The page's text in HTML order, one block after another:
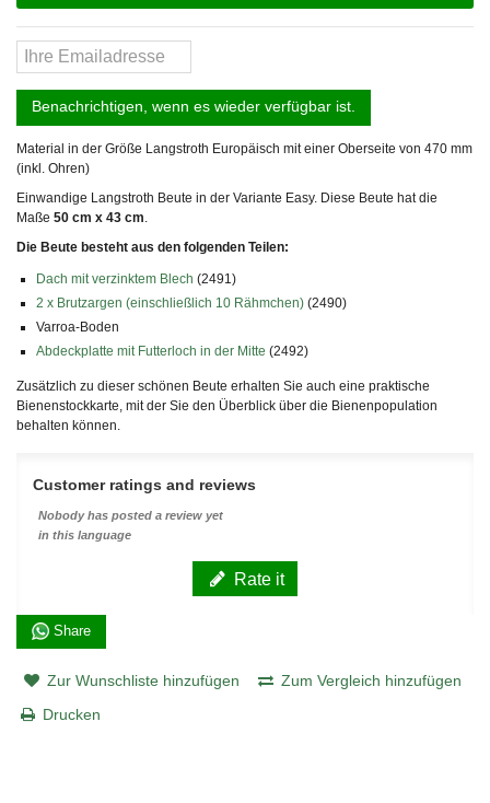
Benachrichtigen, wenn es wieder verfügbar ist.
Material in der Größe Langstroth Europäisch mit einer Oberseite von 470 mm
(inkl. Ohren)
Einwandige Langstroth Beute in der Variante Easy. Diese Beute hat die
Maße 50 cm x 43 cm.
Die Beute besteht aus den folgenden Teilen:
Dach mit verzinktem Blech (2491)
2 x Brutzargen (einschließlich 10 Rähmchen) (2490)
Varroa-Boden
Abdeckplatte mit Futterloch in der Mitte (2492)
Zusätzlich zu dieser schönen Beute erhalten Sie auch eine praktische
Bienenstockkarte, mit der Sie den Überblick über die Bienenpopulation
behalten können.
Customer ratings and reviews
Nobody has posted a review yet
in this language
Rate it
Share
Zur Wunschliste hinzufügen
Zum Vergleich hinzufügen
Drucken